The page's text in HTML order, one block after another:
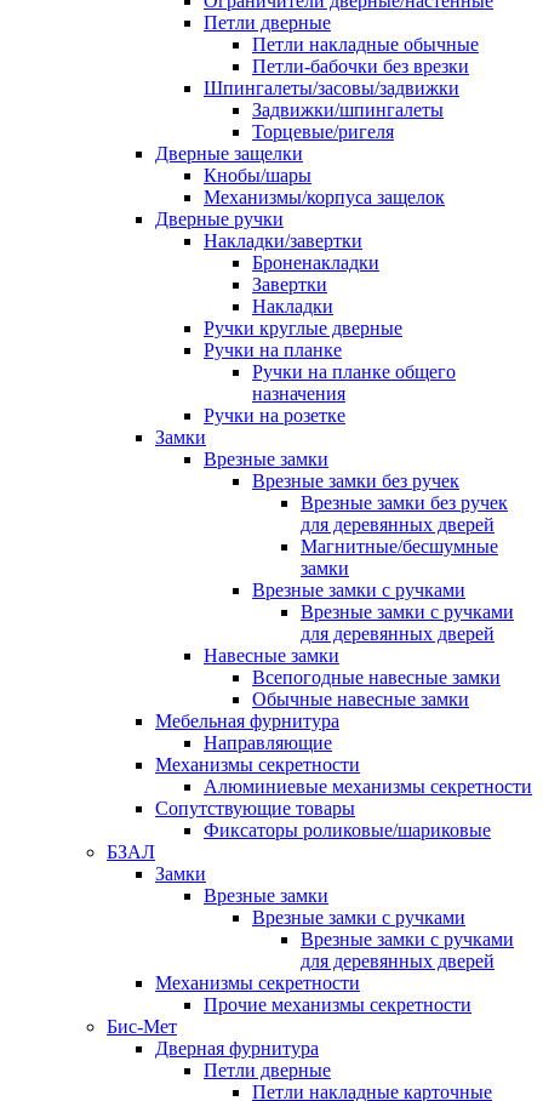
Петли дверные
Петли накладные обычные
Петли-бабочки без врезки
Шпингалеты/засовы/задвижки
Задвижки/шпингалеты
Торцевые/ригеля
Дверные защелки
Кнобы/шары
Механизмы/корпуса защелок
Дверные ручки
Накладки/завертки
Броненакладки
Завертки
Накладки
Ручки круглые дверные
Ручки на планке
Ручки на планке общего
назначения
Ручки на розетке
Замки
Врезные замки
Врезные замки без ручек
Врезные замки без ручек
для деревянных дверей
Магнитные/бесшумные
замки
Врезные замки с ручками
Врезные замки с ручками
для деревянных дверей
Навесные замки
Всепогодные навесные замки
Обычные навесные замки
Мебельная фурнитура
Направляющие
Механизмы секретности
Алюминиевые механизмы секретности
Сопутствующие товары
Фиксаторы роликовые/шариковые
БЗАЛ
Замки
Врезные замки
Врезные замки с ручками
Врезные замки с ручками
для деревянных дверей
Механизмы секретности
Прочие механизмы секретности
Бис-Мет
Дверная фурнитура
Петли дверные
Петли накладные карточные